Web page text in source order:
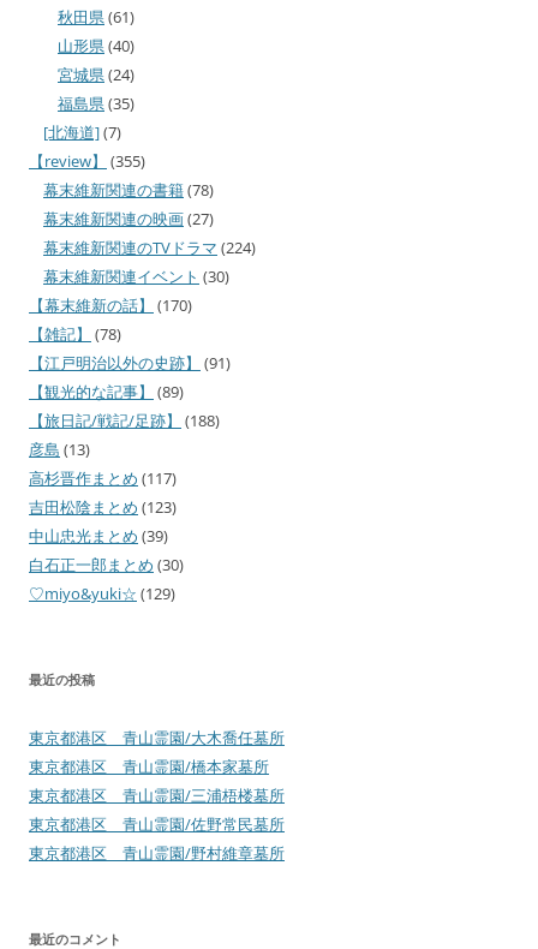
秋田県(61)
山形県(40)
宮城県(24)
福島県(35)
[北海道](7)
【review】
(355)
幕末維新関連の書籍(78)
幕末維新関連の映画(27)
幕末維新関連のTVドラマ (224)
幕末維新関連イベント (30)
【幕末維新の話】
(170)
【雑記】
(78)
【江戸明治以外の史跡】
(91)
【観光的な記事】
(89)
【旅日記/戦記/足跡】
(188)
彦島 (13)
高杉晋作まとめ (117)
吉田松陰まとめ (123)
中山忠光まとめ (39)
白石正一郎まとめ (30)
♡miyo&yuki☆ (129)
最近の投稿
東京都港区 青山霊園/大木喬任墓所
東京都港区 青山霊園/橋本家墓所
東京都港区 青山霊園/三浦梧楼墓所
東京都港区 青山霊園/佐野常民墓所
東京都港区 青山霊園/野村維章墓所
最近のコメント